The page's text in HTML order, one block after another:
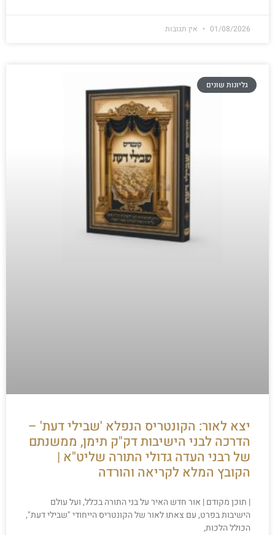
01/08/2026 אין תגובות
גליונות שונים
יצא לאור: הקונטריס הנפלא 'שבילי דעת' –
הדרכה לבני הישיבות דק"ק תימן, ממשנתם
של רבני העדה גדולי התורה שליט"א |
הקובץ המלא לקריאה והורדה
| תוכן מקודם | אור חדש האיר על בני התורה בכלל, ועל עולם
הישיבות בפרט, עם צאתו לאור של הקונטריס הייחודי "שבילי דעת",
הכולל הלכות,